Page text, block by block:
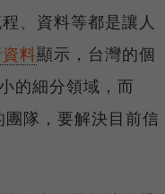
、資料等都是讓人
料顯示，台灣的個
的細分領域，而
隊，要解決目前信